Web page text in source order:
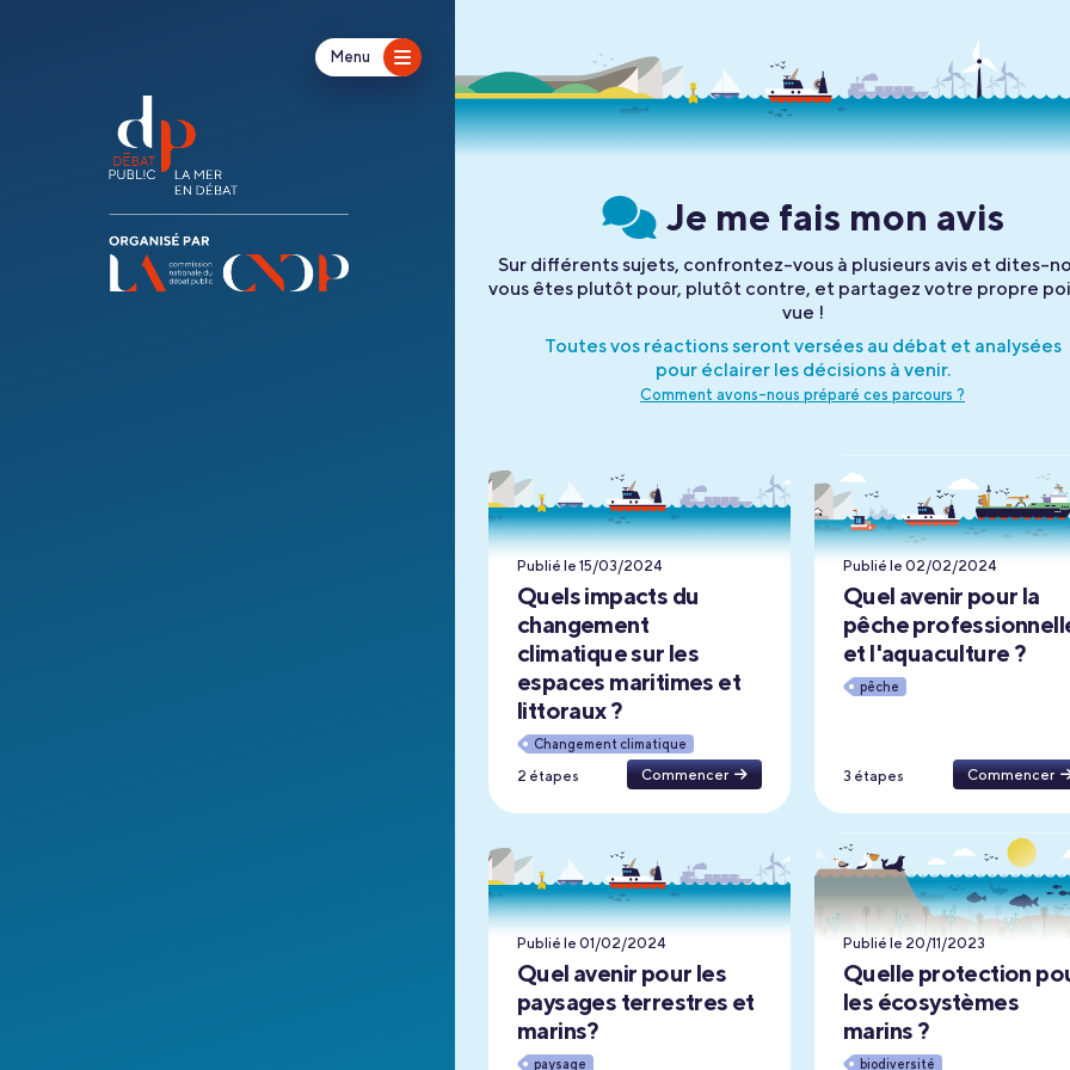
Je me fais mon avis
Sur différents sujets, confrontez-vous à plusieurs avis et dites-
vous êtes plutôt pour, plutôt contre, et partagez votre propre
vue !
Toutes vos réactions seront versées au débat et analysées
pour éclairer les décisions à venir.
Comment avons-nous préparé ces parcours ?
Publié le 15/03/2024
Quels impacts du
changement
climatique sur les
espaces maritimes et
littoraux ?
Changement climatique
2 étapes Commencer
Publié le 02/02/2024
Quel avenir pour la
pêche
et l'aquaculture ?
pêche
3 étapes Commencer
Publié le 01/02/2024
Quel avenir pour les
paysages terrestres et
marins?
paysage
Publié le 20/11/2023
Quelle protection
les écosystèmes
marins ?
biodiversité
Menu